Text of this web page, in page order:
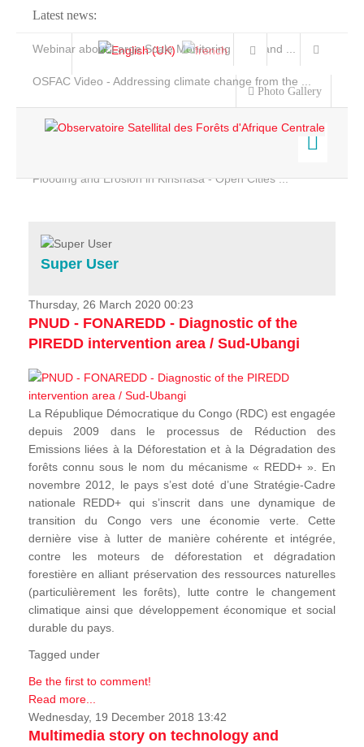
Latest news:
Webinar about Large Scale Monitoring and Land ...
OSFAC Video - Addressing climate change from the ...
Flooding and Erosion in Kinshasa - Open Cities ...
Photo Gallery
Home
Services
Projects
News & Stories
Super User
Thursday, 26 March 2020 00:23
PNUD - FONAREDD - Diagnostic of the
PIREDD intervention area / Sud-Ubangi
La République Démocratique du Congo (RDC) est engagée
depuis 2009 dans le processus de Réduction des
Emissions liées à la Déforestation et à la Dégradation des
forêts connu sous le nom du mécanisme « REDD+ ». En
novembre 2012, le pays s’est doté d’une Stratégie-Cadre
nationale REDD+ qui s’inscrit dans une dynamique de
transition du Congo vers une économie verte. Cette
dernière vise à lutter de manière cohérente et intégrée,
contre les moteurs de déforestation et dégradation
forestière en alliant préservation des ressources naturelles
(particulièrement les forêts), lutte contre le changement
climatique ainsi que développement économique et social
durable du pays.
Tagged under
Be the first to comment!
Read more...
Wednesday, 19 December 2018 13:42
Multimedia story on technology and